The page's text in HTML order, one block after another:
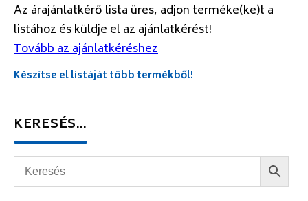
Az árajánlatkérő lista üres, adjon terméke(ke)t a
listához és küldje el az ajánlatkérést!
Tovább az ajánlatkéréshez
Készítse el listáját több termékből!
KERESÉS…